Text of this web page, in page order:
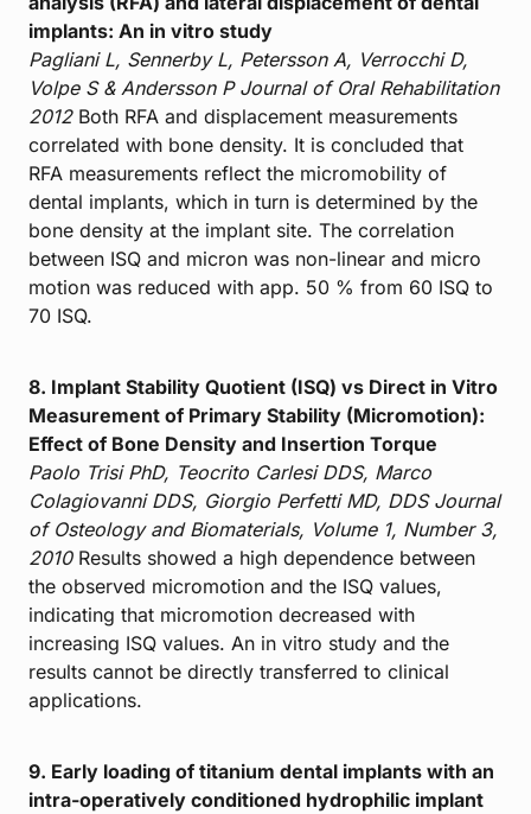
implants: An in vitro study
Pagliani L, Sennerby L, Petersson A, Verrocchi D,
Volpe S & Andersson P Journal of Oral Rehabilitation
2012Both RFA and displacement measurements
correlated with bone density. It is concluded that
RFA measurements reflect the micromobility of
dental implants, which in turn is determined by the
bone density at the implant site. The correlation
between ISQ and micron was non-linear and micro
motion was reduced with app. 50 % from 60 ISQ to
70 ISQ.
8. Implant Stability Quotient (ISQ) vs Direct in Vitro
Measurement of Primary Stability (Micromotion):
Effect of Bone Density and Insertion Torque
Paolo Trisi PhD, Teocrito Carlesi DDS, Marco
Colagiovanni DDS, Giorgio Perfetti MD, DDS Journal
of Osteology and Biomaterials, Volume 1, Number 3,
2010Results showed a high dependence between
the observed micromotion and the ISQ values,
indicating that micromotion decreased with
increasing ISQ values. An in vitro study and the
results cannot be directly transferred to clinical
applications.
9. Early loading of titanium dental implants with an
intra-operatively conditioned hydrophilic implant